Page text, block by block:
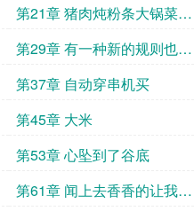
第21章 猪肉炖粉条大锅菜乱
炖版出锅
第29章 有一种新的规则也在
中华餐厅的影响下逐渐成型
第37章 自动穿串机买
第45章 大米
第53章 心坠到了谷底
第61章 闻上去香香的让我变